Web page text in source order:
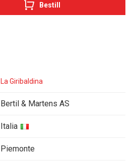
La Giribaldina
Bertil & Martens AS
Italia
Piemonte
Bestill